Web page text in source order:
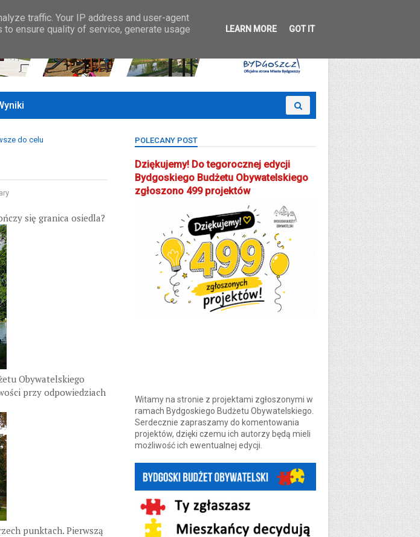
do celu
się granica osiedla?
Obywatelskiego
przy odpowiedziach
punktach. Pierwszą
POLECANY POST
Dziękujemy! Do tegorocznej edycji
Bydgoskiego Budżetu Obywatelskiego
zgłoszono 499 projektów
Witamy na stronie z projektami zgłoszonymi w
ramach Bydgoskiego Budżetu Obywatelskiego.
Serdecznie zapraszamy do komentowania
projektów, dzięki czemu ich autorzy będą mieli
możliwość ich ewentualnej edycji.
traffic. Your IP address and user-agent
ensure quality of service, generate usage
LEARN MORE GOT IT